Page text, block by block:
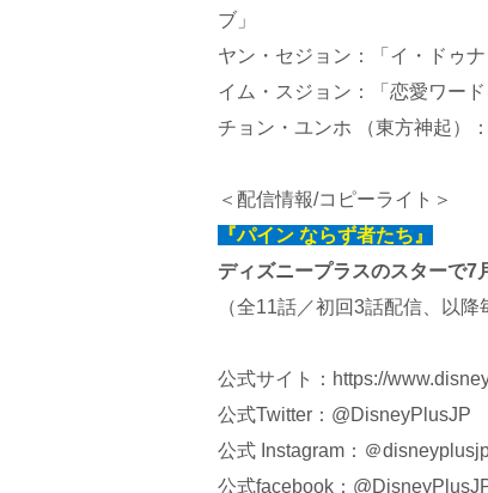
ブ」
ヤン・セジョン：「イ・ドゥ
イム・スジョン：「恋愛ワー
チョン・ユンホ （東方神
＜配信情報/コピーライト＞
『パイン ならず者たち』
ディズニープラスのスターで7
（全11話／初回3話配信、以降
公式サイト： https://
公式Twitter：@DisneyPlusJP
公式 Instagram：＠
公式facebook：